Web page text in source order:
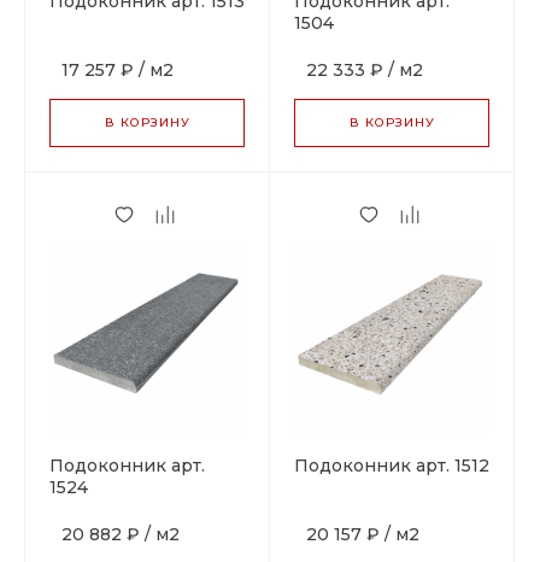
17 257 ₽ / м2
В КОРЗИНУ
1504
22 333 ₽ / м2
В КОРЗИНУ
Подоконник арт.
1524
20 882 ₽ / м2
Подоконник арт. 1512
20 157 ₽ / м2